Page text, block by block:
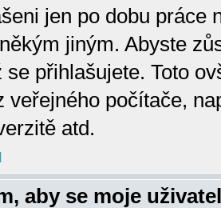
jen po dobu práce
jiným. Abyste
se přihlašujete. Toto
veřejného počítače,
atd.
aby se moje